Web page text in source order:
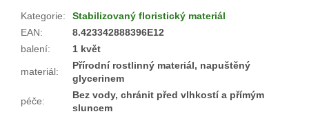
Kategorie:
Stabilizovaný floristický materiál
EAN:
8.423342888396E12
balení: 1 květ
materiál:
Přírodní rostlinný materiál, napuštěný
glycerinem
péče:
Bez vody, chránit před vlhkostí a přímým
sluncem